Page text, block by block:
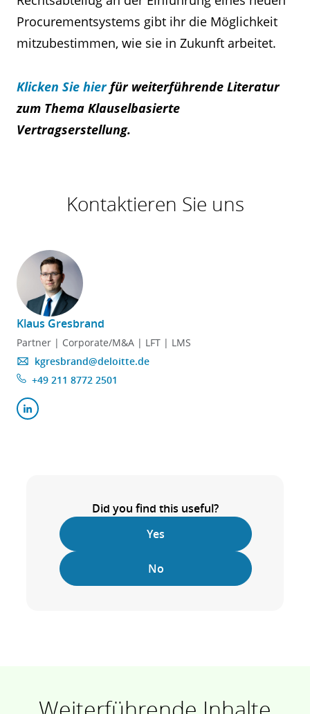
Procurementsystems gibt ihr die Möglichkeit
mitzubestimmen, wie sie in Zukunft arbeitet.
Klicken Sie hierfür weiterführende Literatur
zum Thema Klauselbasierte
Vertragserstellung.
Kontaktieren Sie uns
Klaus Gresbrand
Partner | Corporate/M&A | LFT | LMS
kgresbrand@deloitte.de
+49 211 8772 2501
Did you find this useful?
Yes
No